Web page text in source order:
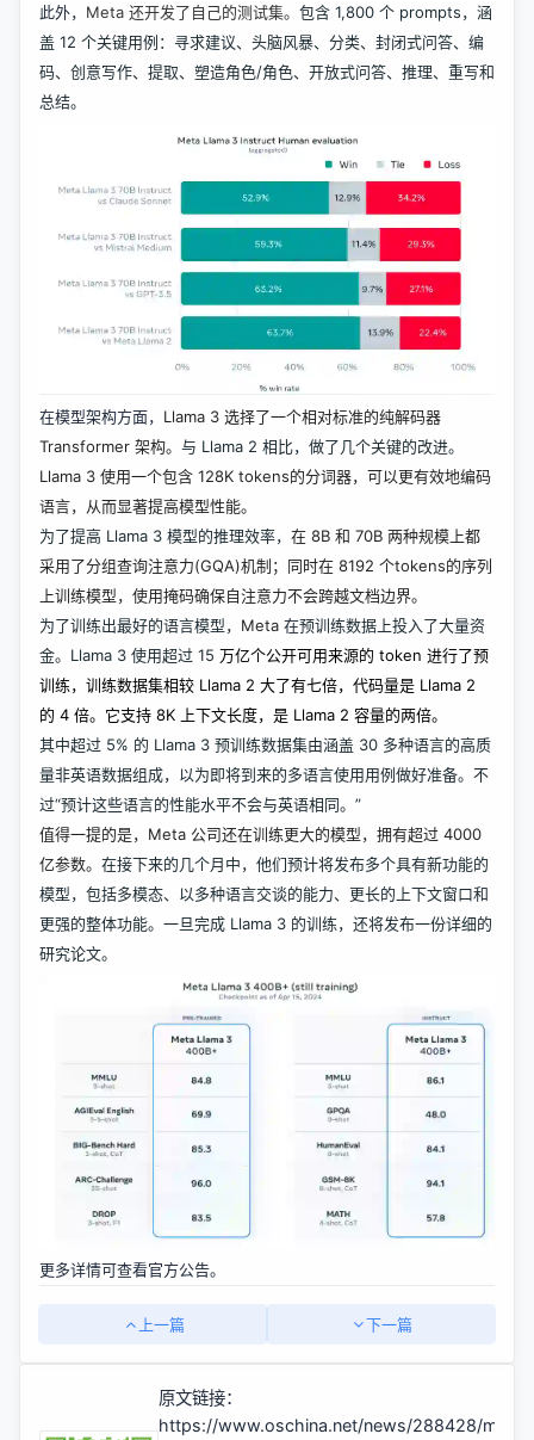
此外， Meta 还开发了自己的测试集。 包含 1,800 个 prompts，涵
盖 12 个关键用例：寻求建议、头脑风暴、分类、封闭式问答、编
码、创意写作、提取、塑造角色/角色、开放式问答、推理、重写和
总结。
在模型架构方面， Llama 3 选择了一个相对标准的纯解码器
Transformer 架构。 与 Llama 2 相比，做了几个关键的改进。
Llama 3 使用一个包含 128K tokens的分词器，可以更有效地编码
语言，从而显著提高模型性能。
为了提高 Llama 3 模型的推理效率， 在 8B 和 70B 两种规模上都
采用了分组查询注意力(GQA)机制；同时在 8192 个tokens的序列
上训练模型，使用掩码确保自注意力不会跨越文档边界。
为了训练出最好的语言模型， Meta 在预训练数据上投入了大量资
金。Llama 3 使用超过 15 万亿个公开可用来源的 token 进行了预
训练，训练数据集相较 Llama 2 大了有七倍，代码量是 Llama 2
的 4 倍。它支持 8K 上下文长度，是 Llama 2 容量的两倍。
其中超过 5% 的 Llama 3 预训练数据集由涵盖 30 多种语言的高质
量非英语数据组成，以为即将到来的多语言使用用例做好准备。不
过“预计这些语言的性能水平不会与英语相同。”
值得一提的是，Meta 公司还在训练更大的模型，拥有超过 4000
亿参数。 在接下来的几个月中，他们预计将发布多个具有新功能的
模型，包括多模态、以多种语言交谈的能力、更长的上下文窗口和
更强的整体功能。一旦完成 Llama 3 的训练，还将发布一份详细的
研究论文。
更多详情可查看官方公告。
上一篇 下一篇
原文链接：
https://www.oschina.net/news/288428/meta-